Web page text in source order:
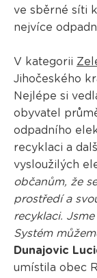
ve sběrné síti
nejvíce
V kategorii
Jihočeského
Nejlépe si
obyvatel
odpadního
recyklaci a
vysloužilých
občanům, že
prostředí a
recyklaci.
Systém
Dunajovic
umístila obec